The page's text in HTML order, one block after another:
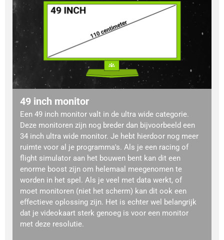
49 inch monitor
Een 49 inch monitor valt in de ultra wide categorie.
Deze monitoren zijn nog breder dan bijvoorbeeld een
34 inch ultra wide monitor. Je hebt hierdoor nog meer
ruimte voor al je programma's. Als je een racing of
flight simulator aan het bouwen bent kan dit een
enorme boost zijn om helemaal meegenomen te
worden in het spel. Als je veel met data werkt, of
moet monitoren (niet het scherm) kan dit ook een
effectieve oplossing zijn. Het is echter wel belangrijk
dat je videokaart sterk genoeg is voor een monitor
met deze resolutie.